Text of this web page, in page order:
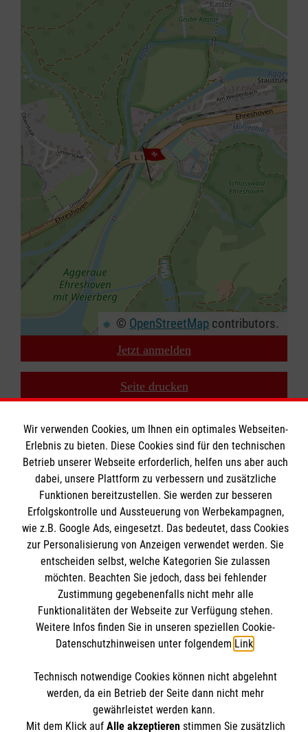
© OpenStreetMap contributors.
Jetzt anmelden
Seite drucken
Zurück zu den Suchergebnissen
Geistliches Zentrum
Seminare und Kurse
Jahresthema
Gebete für Malteser
Spiritualität & Geschichte
Materialbestellung
Informationen
Kontakt
Impressum
Datenschutz
Allgemeine Geschäftsbedingungen
Malteser online
Malteser Kommende
Wir verwenden Cookies, um Ihnen ein optimales Webseiten-
Erlebnis zu bieten. Diese Cookies sind für den technischen
Betrieb unserer Webseite erforderlich, helfen uns aber auch
dabei, unsere Plattform zu verbessern und zusätzliche
Funktionen bereitzustellen. Sie werden zur besseren
Erfolgskontrolle und Aussteuerung von Werbekampagnen,
wie z.B. Google Ads, eingesetzt. Das bedeutet, dass Cookies
zur Personalisierung von Anzeigen verwendet werden. Sie
entscheiden selbst, welche Kategorien Sie zulassen
möchten. Beachten Sie jedoch, dass bei fehlender
Zustimmung gegebenenfalls nicht mehr alle
Funktionalitäten der Webseite zur Verfügung stehen.
Weitere Infos finden Sie in unseren speziellen Cookie-
Datenschutzhinweisen unter folgendem Link.
Technisch notwendige Cookies können nicht abgelehnt
werden, da ein Betrieb der Seite dann nicht mehr
gewährleistet werden kann.
Mit dem Klick auf Alle akzeptierenstimmen Sie zusätzlich